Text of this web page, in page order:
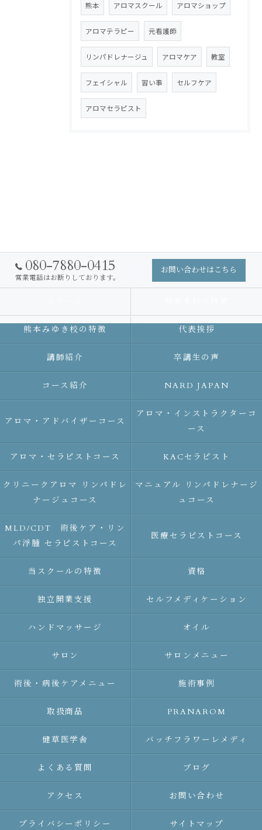
熊本 アロマスクール アロマショップ
アロマテラピー 元看護師
リンパドレナージュ アロマケア 教室
フェイシャル 習い事 セルフケア
アロマセラピスト
080-7880-0415
営業電話はお断りしております。
お問い合わせはこちら
熊本みゆき校の特徴 代表挨拶
講師紹介 卒講生の声
コース紹介 NARD JAPAN
アロマ・アドバイザーコース
アロマ・インストラクターコ
ース
アロマ・セラピストコース KACセラピスト
クリニークアロマ リンパドレ
ナージュコース
マニュアル リンパドレナージ
ュコース
MLD/CDT 術後ケア・リン
パ浮腫 セラピストコース
医療セラピストコース
当スクールの特徴 資格
独立開業支援 セルフメディケーション
ハンドマッサージ オイル
サロン サロンメニュー
術後・病後ケアメニュー 施術事例
取扱商品 PRANAROM
健草医学舎 バッチフラワーレメディ
よくある質問 ブログ
アクセス お問い合わせ
プライバシーポリシー サイトマップ